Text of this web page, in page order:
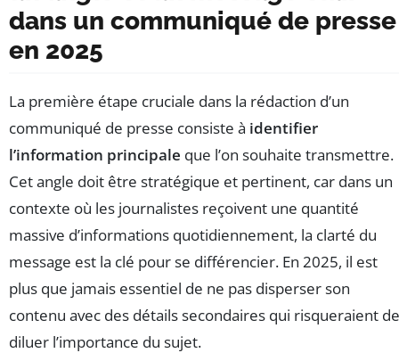
dans un communiqué de presse
en 2025
La première étape cruciale dans la rédaction d’un
communiqué de presse consiste à identifier
l’information principale que l’on souhaite transmettre.
Cet angle doit être stratégique et pertinent, car dans un
contexte où les journalistes reçoivent une quantité
massive d’informations quotidiennement, la clarté du
message est la clé pour se différencier. En 2025, il est
plus que jamais essentiel de ne pas disperser son
contenu avec des détails secondaires qui risqueraient de
diluer l’importance du sujet.